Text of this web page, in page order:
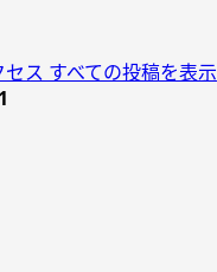
セス すべての投稿を表示